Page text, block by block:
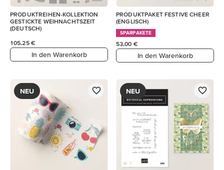
PRODUKTREIHEN-KOLLEKTION
GESTICKTE WEIHNACHTSZEIT
(DEUTSCH)
105,25 €
In den Warenkorb
PRODUKTPAKET FESTIVE CHEER
(ENGLISCH)
SPARPAKETE
53,00 €
In den Warenkorb
NEU NEU